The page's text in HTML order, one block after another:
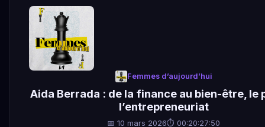
Femmes d’aujourd’hui
Aida Berrada : de la finance au bien-être, le
l’entrepreneuriat
📅 10 mars 2026⏱ 00:20:27:50